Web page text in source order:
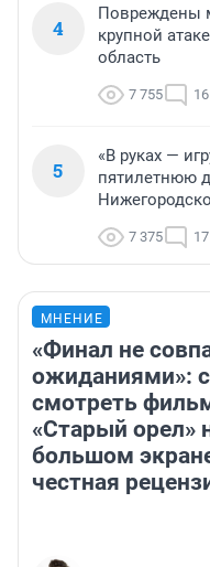
4
Повреждены
крупной
область
7 755 16
5
«В руках —
пятилетнюю
7 375 17
МНЕНИЕ
«Финал не
ожиданиями»:
смотреть
«Старый орел»
большом
честная